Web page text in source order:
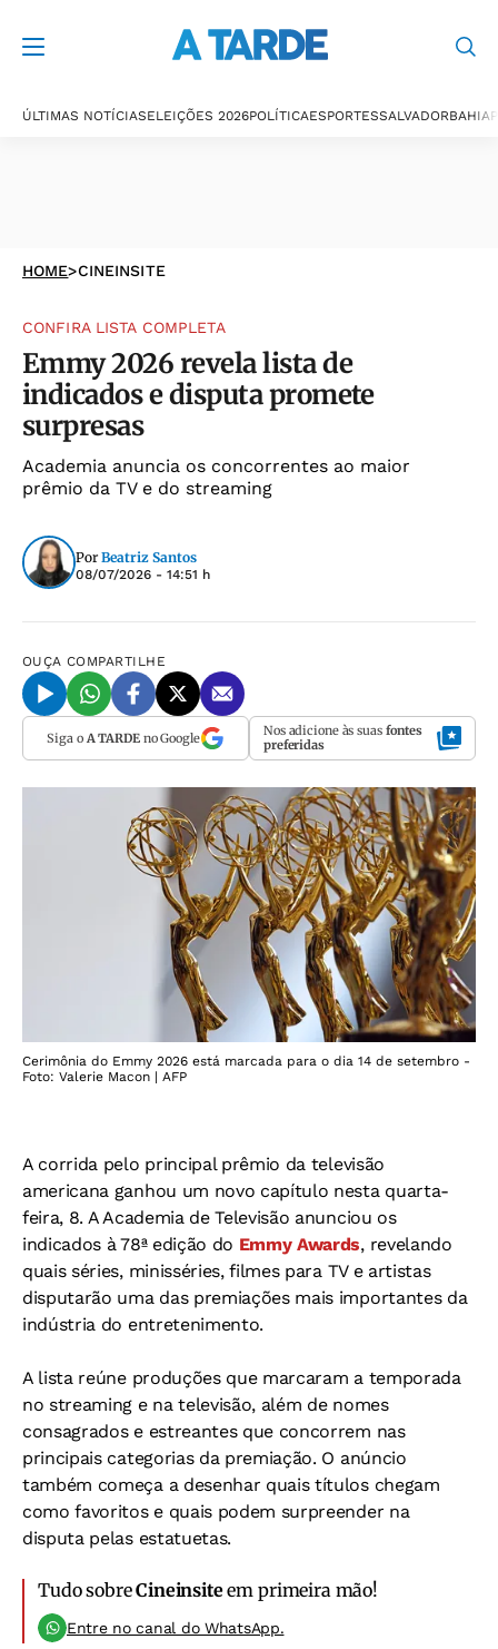
ÚLTIMAS NOTÍCIASELEIÇÕES 2026POLÍTICAESPORTESSALVADORBAHIA
HOME>CINEINSITE
CONFIRA LISTA COMPLETA
Emmy 2026 revela lista de
indicados e disputa promete
surpresas
Academia anuncia os concorrentes ao maior
prêmio da TV e do streaming
Por Beatriz Santos
08/07/2026 - 14:51 h
OUÇA COMPARTILHE
Siga o A TARDEno Google Nos adicione às suas fontes
preferidas
Cerimônia do Emmy 2026 está marcada para o dia 14 de setembro -
Foto: Valerie Macon | AFP
A corrida pelo principal prêmio da televisão
americana ganhou um novo capítulo nesta quarta-
feira, 8. A Academia de Televisão anunciou os
indicados à 78ª edição do Emmy Awards, revelando
quais séries, minisséries, filmes para TV e artistas
disputarão uma das premiações mais importantes da
indústria do entretenimento.
A lista reúne produções que marcaram a temporada
no streaming e na televisão, além de nomes
consagrados e estreantes que concorrem nas
principais categorias da premiação. O anúncio
também começa a desenhar quais títulos chegam
como favoritos e quais podem surpreender na
disputa pelas estatuetas.
Tudo sobreCineinsiteem primeira mão!
Entre no canal do WhatsApp.